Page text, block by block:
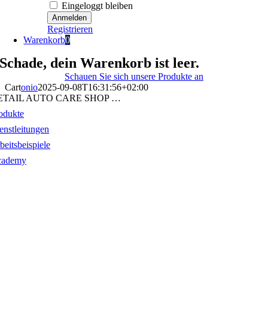
Eingeloggt bleiben
Registrieren
Warenkorb0
Schade, dein Warenkorb ist leer.
Schauen Sie sich unsere Produkte an
Cartonio2025-09-08T16:31:56+02:00
AUTO CARE SHOP …